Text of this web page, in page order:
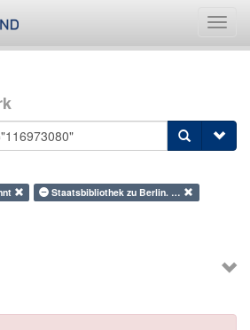
Staatsbibliothek zu Berlin. …